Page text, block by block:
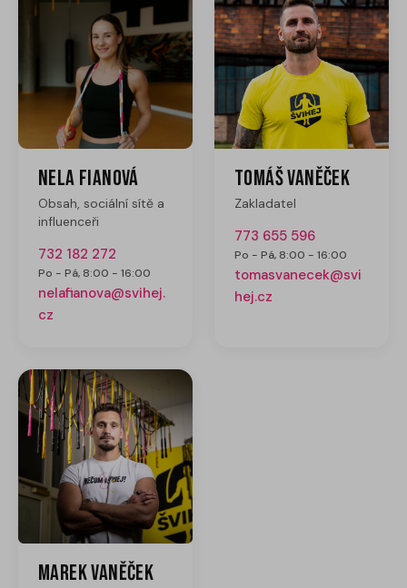
Nela Fianová
Obsah, sociální sítě a
influenceři
732 182 272
Po - Pá, 8:00 - 16:00
nelafianova@svihej.
cz
Tomáš Vaněček
Zakladatel
773 655 596
Po - Pá, 8:00 - 16:00
tomasvanecek@svi
hej.cz
Marek Vaněček